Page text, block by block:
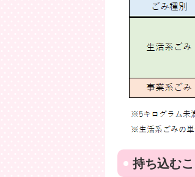
持ち込む